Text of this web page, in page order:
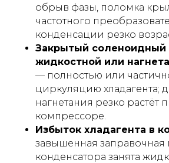
обрыв фазы, поломка
частотного
конденсации резко
Закрытый соленоидный
жидкостной или
— полностью или
циркуляцию хладагента;
нагнетания резко
компрессоре.
Избыток хладагента в
завышенная заправочная
конденсатора занята